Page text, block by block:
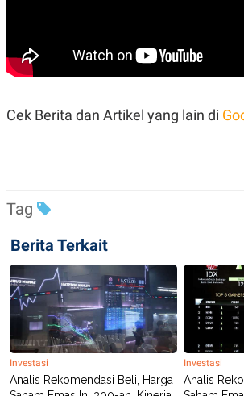
Cek Berita dan Artikel yang lain di
Tag
Berita Terkait
Investasi
Analis Rekomendasi Beli, Harga
Investasi
Analis